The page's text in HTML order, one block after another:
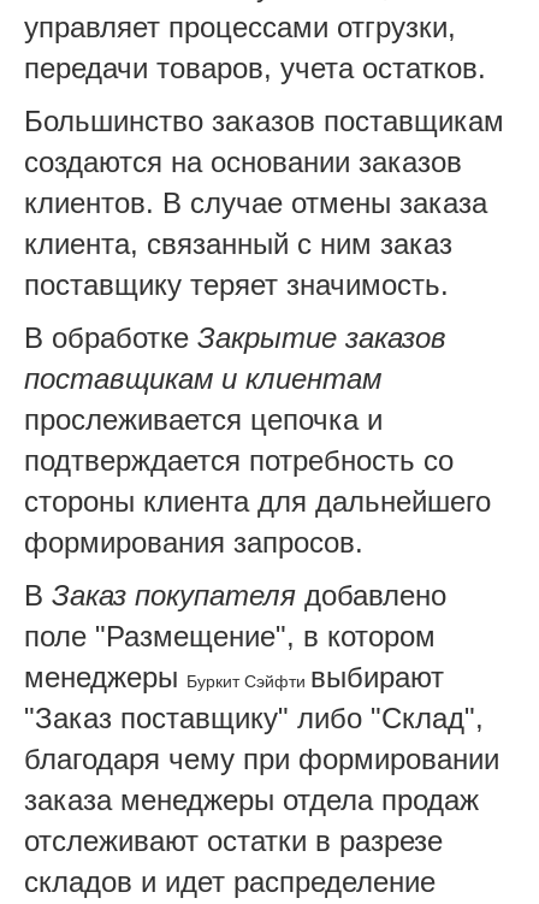
управляет процессами отгрузки,
передачи товаров, учета остатков.
Большинство заказов поставщикам
создаются на основании заказов
клиентов. В случае отмены заказа
клиента, связанный с ним заказ
поставщику теряет значимость.
В обработке Закрытие заказов
поставщикам и клиентам
прослеживается цепочка и
подтверждается потребность со
стороны клиента для дальнейшего
формирования запросов.
В Заказ покупателя добавлено
поле "Размещение", в котором
менеджеры Буркит Сэйфти выбирают
"Заказ поставщику" либо "Склад",
благодаря чему при формировании
заказа менеджеры отдела продаж
отслеживают остатки в разрезе
складов и идет распределение